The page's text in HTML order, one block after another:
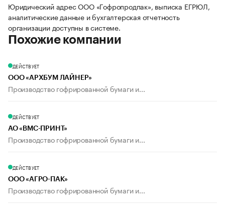
Юридический адрес ООО «Гофропродпак», выписка ЕГРЮЛ,
аналитические данные и бухгалтерская отчетность
организации доступны в системе.
Похожие компании
ДЕЙСТВУЕТ
ООО «АРХБУМ ЛАЙНЕР»
Производство гофрированной бумаги и...
ДЕЙСТВУЕТ
АО «ВМС-ПРИНТ»
Производство гофрированной бумаги и...
ДЕЙСТВУЕТ
ООО «АГРО-ПАК»
Производство гофрированной бумаги и...